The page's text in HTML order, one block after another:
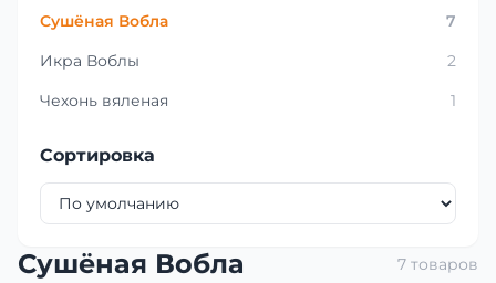
Сушёная Вобла
7
Икра Воблы
2
Чехонь вяленая
1
Сортировка
Сушёная Вобла 7 товаров